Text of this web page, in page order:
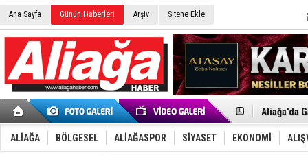
Ana Sayfa Günün Haberleri Arşiv Sitene Ekle
Menemen
Furkan
Chp
AK Parti
ALİAĞA BÖLGESEL ALİAĞASPOR SİYASET EKONOMİ